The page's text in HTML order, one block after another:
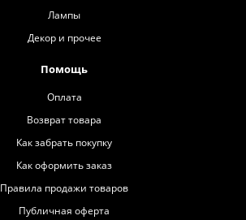
Лампы
Декор и прочее
Помощь
Оплата
Возврат товара
Как забрать покупку
Как оформить заказ
Правила продажи товаров
Публичная оферта